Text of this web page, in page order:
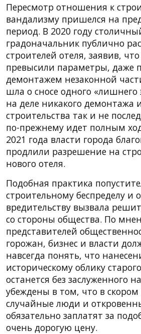
Пересмотр отношения к
вандализму пришелся на
период. В 2020 году
градоначальник публично
строителей отеля, заявив,
превысили параметры, даже
демонтажем незаконной
шла о сносе одного «лишнего
на деле никакого демонтажа
строительства так и не
по-прежнему идет полным
2021 года власти города
продлили разрешение на
нового отеля.
Подобная практика
строительному беспределу и
вредительству вызвала
со стороны общества. По
представителей
горожан, бизнес и власти
навсегда понять, что
историческому облику
останется без заслуженного
убеждены в том, что в
случайные люди и
обязательно заплатят за
очень дорогую цену.